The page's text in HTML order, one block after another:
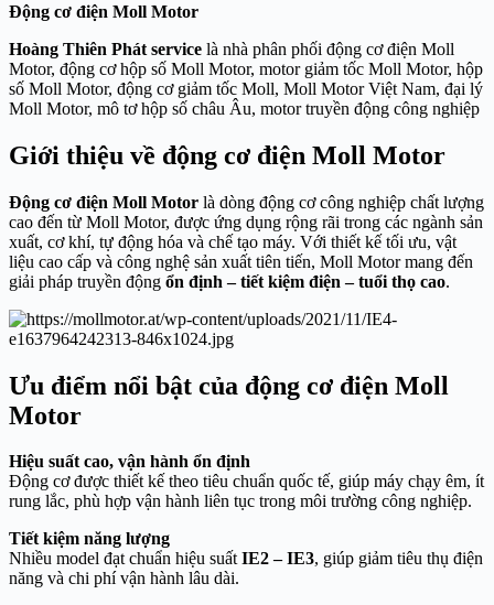
Động cơ điện Moll Motor
Hoàng Thiên Phát service là nhà phân phối động cơ điện Moll
Motor, động cơ hộp số Moll Motor, motor giảm tốc Moll Motor, hộp
số Moll Motor, động cơ giảm tốc Moll, Moll Motor Việt Nam, đại lý
Moll Motor, mô tơ hộp số châu Âu, motor truyền động công nghiệp
Giới thiệu về động cơ điện Moll Motor
Động cơ điện Moll Motor là dòng động cơ công nghiệp chất lượng
cao đến từ Moll Motor, được ứng dụng rộng rãi trong các ngành sản
xuất, cơ khí, tự động hóa và chế tạo máy. Với thiết kế tối ưu, vật
liệu cao cấp và công nghệ sản xuất tiên tiến, Moll Motor mang đến
giải pháp truyền động ổn định – tiết kiệm điện – tuổi thọ cao.
Ưu điểm nổi bật của động cơ điện Moll
Motor
Hiệu suất cao, vận hành ổn định
Động cơ được thiết kế theo tiêu chuẩn quốc tế, giúp máy chạy êm, ít
rung lắc, phù hợp vận hành liên tục trong môi trường công nghiệp.
Tiết kiệm năng lượng
Nhiều model đạt chuẩn hiệu suấtIE2 – IE3, giúp giảm tiêu thụ điện
năng và chi phí vận hành lâu dài.